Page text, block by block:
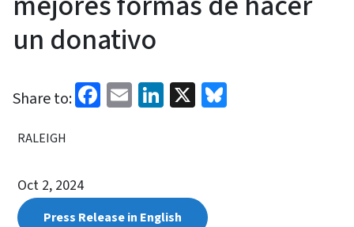
un donativo
Share to: Facebook
EmailLinkedIn
X
RALEIGH
Oct 2, 2024
Press Release in English